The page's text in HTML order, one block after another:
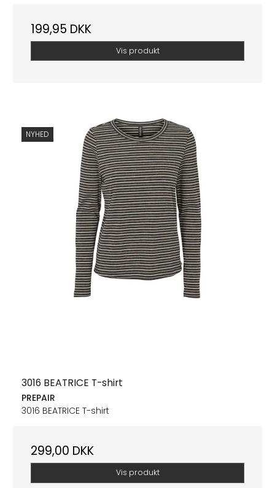
199,95 DKK
Vis produkt
NYHED
3016 BEATRICE T-shirt
PREPAIR
3016 BEATRICE T-shirt
299,00 DKK
Vis produkt